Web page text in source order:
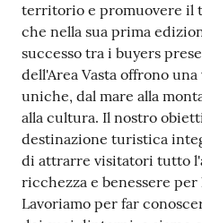
territorio e promuovere il
che nella sua prima
successo tra i buyers
dell'Area Vasta offrono
uniche, dal mare alla
alla cultura. Il nostro
destinazione turistica
di attrarre visitatori tutto
ricchezza e benessere
Lavoriamo per far